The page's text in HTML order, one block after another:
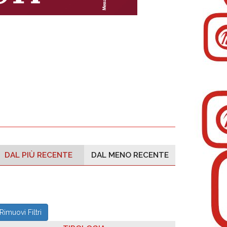
DAL PIÙ RECENTE DAL MENO RECENTE
Rimuovi Filtri